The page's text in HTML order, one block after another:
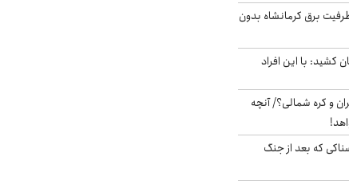
ظرفیت برق کرمانشاه بدون
کشید: با این افراد
و کره شمالی؟/ آنچه
که بعد از جنگ